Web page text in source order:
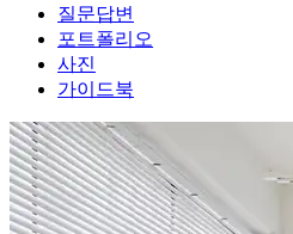
질문답변
포트폴리오
사진
가이드북